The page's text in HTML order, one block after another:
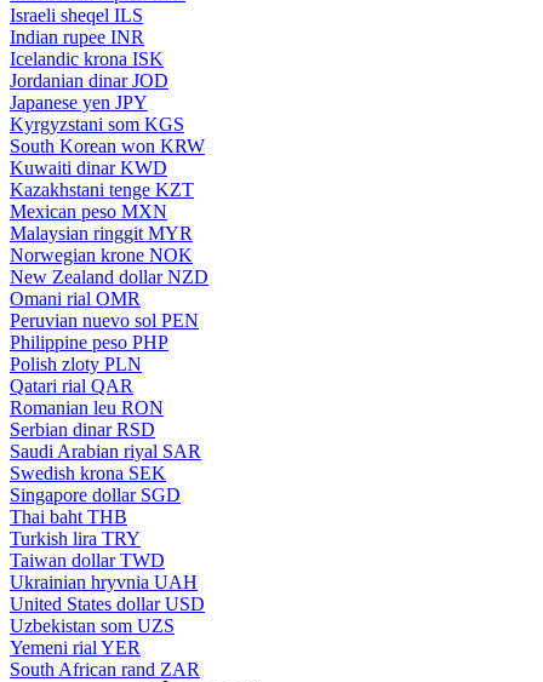
Israeli sheqel ILS
Indian rupee INR
Icelandic krona ISK
Jordanian dinar JOD
Japanese yen JPY
Kyrgyzstani som KGS
South Korean won KRW
Kuwaiti dinar KWD
Kazakhstani tenge KZT
Mexican peso MXN
Malaysian ringgit MYR
Norwegian krone NOK
New Zealand dollar NZD
Omani rial OMR
Peruvian nuevo sol PEN
Philippine peso PHP
Polish zloty PLN
Qatari rial QAR
Romanian leu RON
Serbian dinar RSD
Saudi Arabian riyal SAR
Swedish krona SEK
Singapore dollar SGD
Thai baht THB
Turkish lira TRY
Taiwan dollar TWD
Ukrainian hryvnia UAH
United States dollar USD
Uzbekistan som UZS
Yemeni rial YER
South African rand ZAR